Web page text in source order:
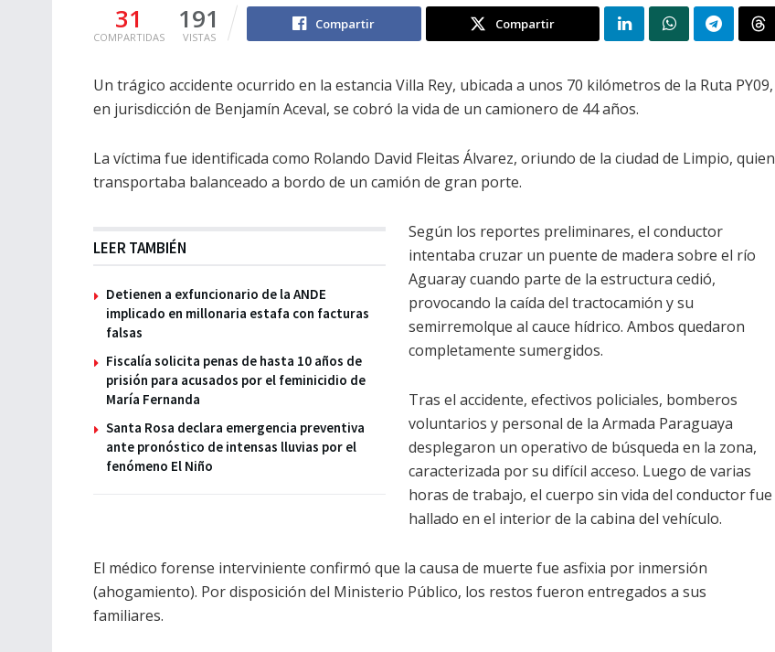
31
COMPARTIDAS
191
VISTAS
Compartir Compartir
Un trágico accidente ocurrido en la estancia Villa Rey, ubicada a unos 70 kilómetros de la Ruta PY09,
en jurisdicción de Benjamín Aceval, se cobró la vida de un camionero de 44 años.
La víctima fue identificada como Rolando David Fleitas Álvarez, oriundo de la ciudad de Limpio, quien
transportaba balanceado a bordo de un camión de gran porte.
LEER TAMBIÉN
Detienen a exfuncionario de la ANDE
implicado en millonaria estafa con facturas
falsas
Fiscalía solicita penas de hasta 10 años de
prisión para acusados por el feminicidio de
María Fernanda
Santa Rosa declara emergencia preventiva
ante pronóstico de intensas lluvias por el
fenómeno El Niño
Según los reportes preliminares, el conductor
intentaba cruzar un puente de madera sobre el río
Aguaray cuando parte de la estructura cedió,
provocando la caída del tractocamión y su
semirremolque al cauce hídrico. Ambos quedaron
completamente sumergidos.
Tras el accidente, efectivos policiales, bomberos
voluntarios y personal de la Armada Paraguaya
desplegaron un operativo de búsqueda en la zona,
caracterizada por su difícil acceso. Luego de varias
horas de trabajo, el cuerpo sin vida del conductor fue
hallado en el interior de la cabina del vehículo.
El médico forense interviniente confirmó que la causa de muerte fue asfixia por inmersión
(ahogamiento). Por disposición del Ministerio Público, los restos fueron entregados a sus
familiares.